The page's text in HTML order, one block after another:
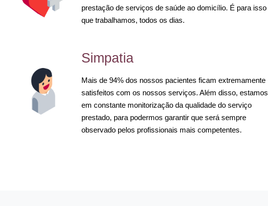
prestação de serviços de saúde ao domicílio. É para isso
que trabalhamos, todos os dias.
Simpatia
Mais de 94% dos nossos pacientes ficam extremamente
satisfeitos com os nossos serviços. Além disso, estamos
em constante monitorização da qualidade do serviço
prestado, para podermos garantir que será sempre
observado pelos profissionais mais competentes.